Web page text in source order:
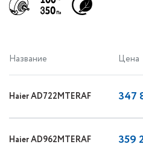
Название Цена
Haier AD722MTERAF 347
Haier AD962MTERAF 359